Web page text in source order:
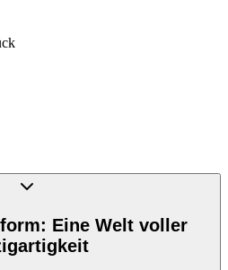
Eine Welt voller